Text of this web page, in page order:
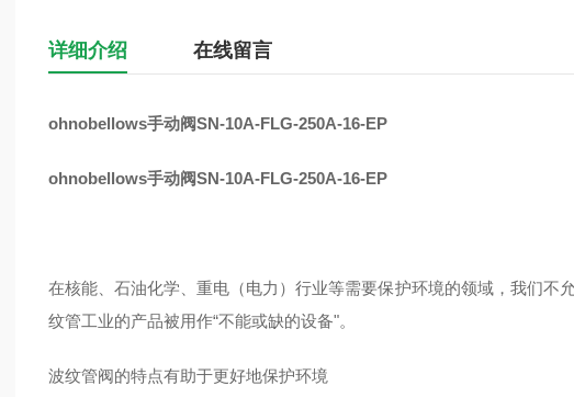
详细介绍 在线留言
ohnobellows手动阀SN-10A-FLG-250A-16-EP
ohnobellows手动阀SN-10A-FLG-250A-16-EP
在核能、石油化学、重电（电力）行业等需要保护环境的领域，我们不
纹管工业的产品被用作“不能或缺的设备"。
波纹管阀的特点有助于更好地保护环境